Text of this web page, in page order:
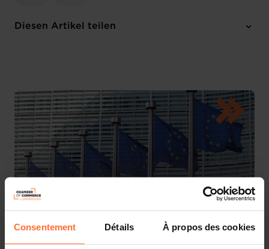
Consentement Détails À propos des cookies
Diesen Artikel teilen
La Chambre de Commerce souhaite attirer votre